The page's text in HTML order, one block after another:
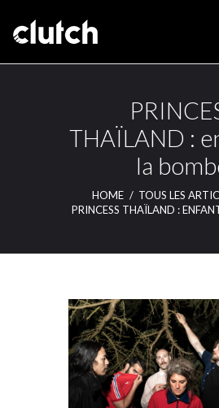
THAÏLAND :
la
HOME TOUS LES
PRINCESS THAÏLAND :
Clutch Webzine
Nos éditions
Magazine
Lieux